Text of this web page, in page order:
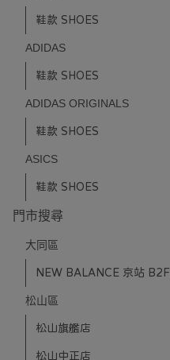
鞋款 SHOES
ADIDAS
鞋款 SHOES
ADIDAS ORIGINALS
鞋款 SHOES
ASICS
鞋款 SHOES
門市搜尋
大同區
NEW BALANCE 京站 B2F
松山區
松山旗艦店
松山中正店